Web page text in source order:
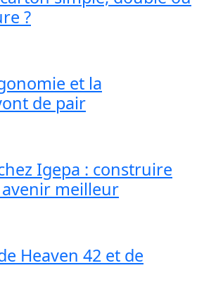
?
et la
de pair
Igepa : construire
meilleur
Heaven 42 et de